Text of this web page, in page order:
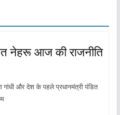
नेहरू आज की राजनीति
गांधी और देश के पहले प्रधानमंत्री पंडित